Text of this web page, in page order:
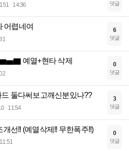
14:36 댓글
어렵네여 6
댓글
예열+현타 삭제 0
댓글
둘다써보고깨신분있나??
11:54
3
댓글
!! (예열삭제!! 무한폭주!!)
11:51
0
댓글